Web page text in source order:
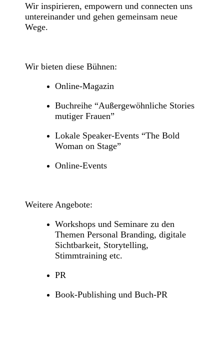
Wir inspirieren, empowern und connecten uns
untereinander und gehen gemeinsam neue
Wege.
Wir bieten diese Bühnen:
Online-Magazin
Buchreihe “Außergewöhnliche Stories
mutiger Frauen”
Lokale Speaker-Events “The Bold
Woman on Stage”
Online-Events
Weitere Angebote:
Workshops und Seminare zu den
Themen Personal Branding, digitale
Sichtbarkeit, Storytelling,
Stimmtraining etc.
PR
Book-Publishing und Buch-PR